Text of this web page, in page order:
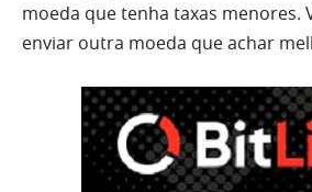
moeda que tenha taxas menores.
enviar outra moeda que achar